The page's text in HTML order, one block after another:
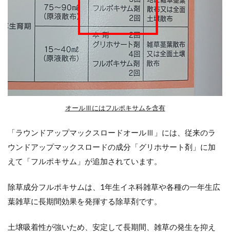
オールⅢにはフルポキサムを含有
「ラウンドアップマックスロードオールⅢ」には、従来のラ
ウンドアップマックスロードの成分「グリホサート剤」に加
えて「フルポキサム」が追加されています。
除草成分フルポキサムは、1年生イネ科雑草や各種の一年生広
葉雑草に長期間効果を発揮する除草剤です。
土壌吸着性が強いため、安定して長期間、雑草の発生を抑え